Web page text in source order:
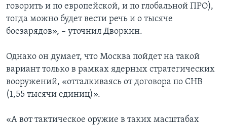
говорить и по европейской, и по глобальной ПРО),
тогда можно будет вести речь и о тысяче
боезарядов», – уточнил Дворкин.
Однако он думает, что Москва пойдет на такой
вариант только в рамках ядерных стратегических
вооружений, «отталкиваясь от договора по СНВ
(1,55 тысячи единиц)».
«А вот тактическое оружие в таких масштабах